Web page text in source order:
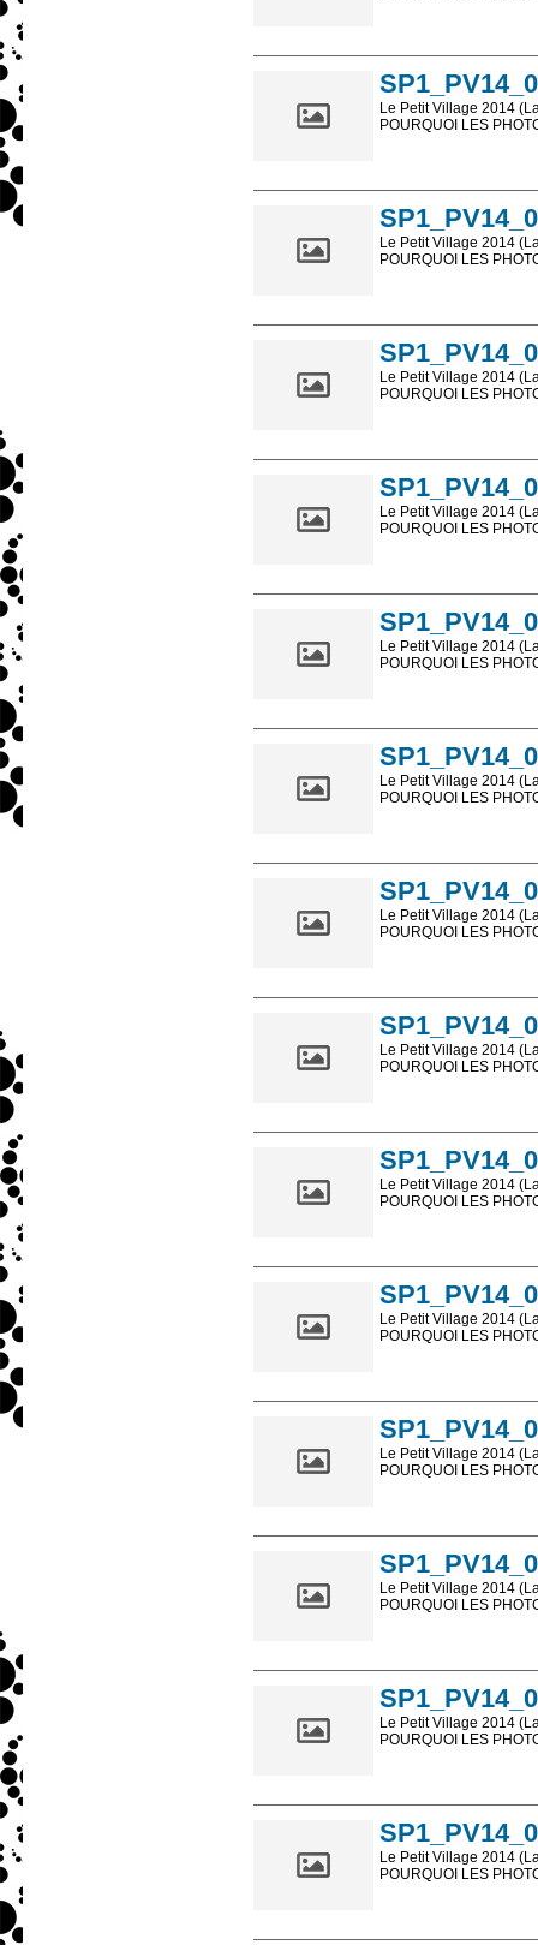
Le Petit Village 2014
POURQUOI LES
Le Petit Village 2014
POURQUOI LES
Le Petit Village 2014
POURQUOI LES
Le Petit Village 2014
POURQUOI LES
Le Petit Village 2014
POURQUOI LES
Le Petit Village 2014
POURQUOI LES
Le Petit Village 2014
POURQUOI LES
Le Petit Village 2014
POURQUOI LES
Le Petit Village 2014
POURQUOI LES
Le Petit Village 2014
POURQUOI LES
Le Petit Village 2014
POURQUOI LES
Le Petit Village 2014
POURQUOI LES
Le Petit Village 2014
POURQUOI LES
Le Petit Village 2014
POURQUOI LES